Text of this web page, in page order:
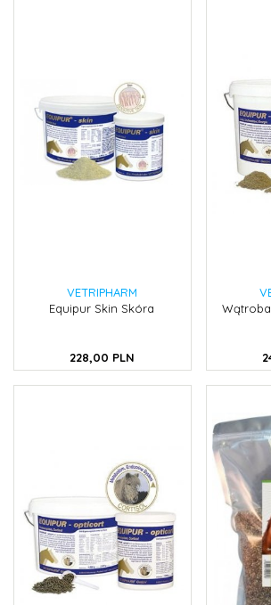
VETRIPHARM
Equipur Skin Skóra
228,00 PLN